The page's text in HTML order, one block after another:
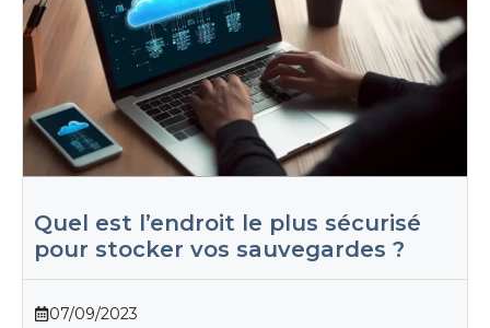
Quel est l’endroit le plus sécurisé
pour stocker vos sauvegardes ?
07/09/2023